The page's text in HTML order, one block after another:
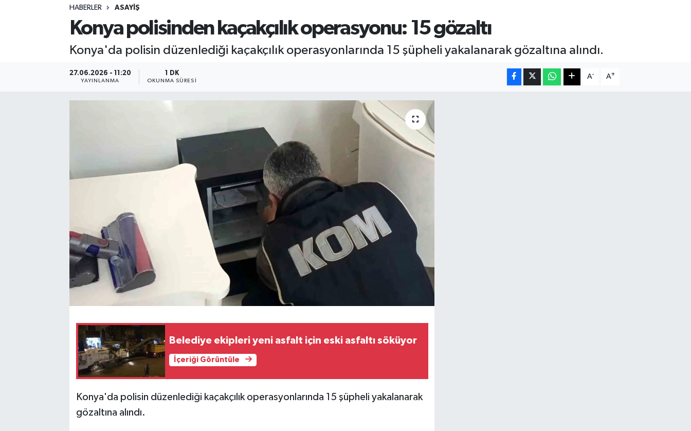
HABERLER ASAYIŞ
Konya polisinden kaçakçılık operasyonu: 15 gözaltı
Konya'da polisin düzenlediği kaçakçılık operasyonlarında 15 şüpheli yakalanarak gözaltına alındı.
27.06.2026 - 11:20
YAYINLANMA
1 DK
OKUNMA SÜRESI
A- A+
Belediye ekipleri yeni asfalt için eski asfaltı söküyor
İçeriği Görüntüle
Konya'da polisin düzenlediği kaçakçılık operasyonlarında 15 şüpheli yakalanarak
gözaltına alındı.